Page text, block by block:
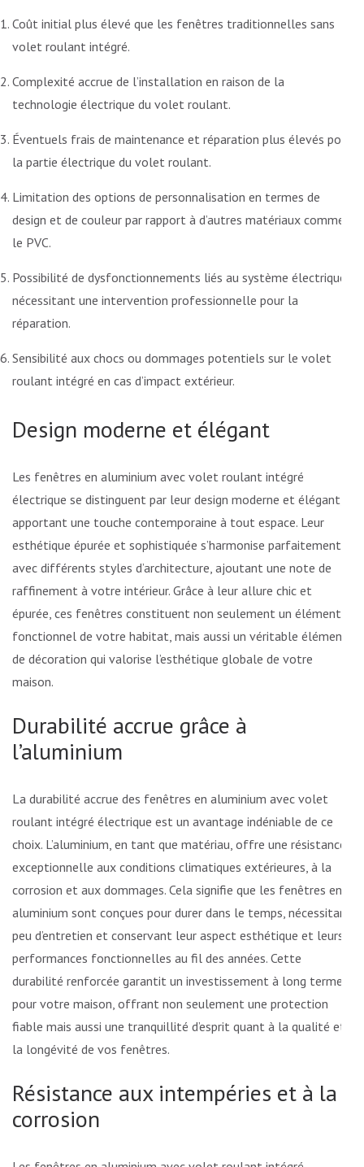
Coût initial plus élevé que les fenêtres traditionnelles sans
volet roulant intégré.
Complexité accrue de l’installation en raison de la
technologie électrique du volet roulant.
Éventuels frais de maintenance et réparation plus élevés pour
la partie électrique du volet roulant.
Limitation des options de personnalisation en termes de
design et de couleur par rapport à d’autres matériaux comme
le PVC.
Possibilité de dysfonctionnements liés au système électrique
nécessitant une intervention professionnelle pour la
réparation.
Sensibilité aux chocs ou dommages potentiels sur le volet
roulant intégré en cas d’impact extérieur.
Design moderne et élégant
Les fenêtres en aluminium avec volet roulant intégré
électrique se distinguent par leur design moderne et élégant,
apportant une touche contemporaine à tout espace. Leur
esthétique épurée et sophistiquée s’harmonise parfaitement
avec différents styles d’architecture, ajoutant une note de
raffinement à votre intérieur. Grâce à leur allure chic et
épurée, ces fenêtres constituent non seulement un élément
fonctionnel de votre habitat, mais aussi un véritable élément
de décoration qui valorise l’esthétique globale de votre
maison.
Durabilité accrue grâce à
l’aluminium
La durabilité accrue des fenêtres en aluminium avec volet
roulant intégré électrique est un avantage indéniable de ce
choix. L’aluminium, en tant que matériau, offre une résistance
exceptionnelle aux conditions climatiques extérieures, à la
corrosion et aux dommages. Cela signifie que les fenêtres en
aluminium sont conçues pour durer dans le temps, nécessitant
peu d’entretien et conservant leur aspect esthétique et leurs
performances fonctionnelles au fil des années. Cette
durabilité renforcée garantit un investissement à long terme
pour votre maison, offrant non seulement une protection
fiable mais aussi une tranquillité d’esprit quant à la qualité et
la longévité de vos fenêtres.
Résistance aux intempéries et à la
corrosion